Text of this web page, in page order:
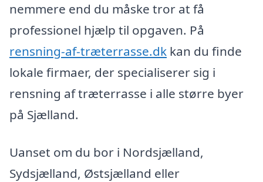
nemmere end du måske tror at få
professionel hjælp til opgaven. På
rensning-af-træterrasse.dk kan du finde
lokale firmaer, der specialiserer sig i
rensning af træterrasse i alle større byer
på Sjælland.
Uanset om du bor i Nordsjælland,
Sydsjælland, Østsjælland eller